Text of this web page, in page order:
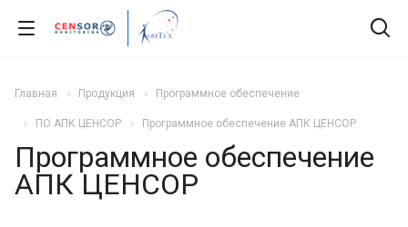
Главная Продукция Программное обеспечение
ПО АПК ЦЕНСОР Программное обеспечение АПК ЦЕНСОР
Программное обеспечение
АПК ЦЕНСОР